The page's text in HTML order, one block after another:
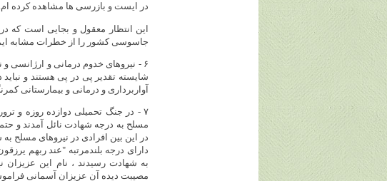
در ایست و بازرسی ها مشاهده کرده ام.
این انتظار معقول و بجایی است که
جاسوسی کشور را از خطرات مشابه
۶ - نیروهای خدوم درمانی و ارژانسی
شایسته تقدیر پی در پی هستند و
آواربرداری و درمانی و بیمارستانی
۷ - در جنگ تحمیلی دوازده روزه و
مسلح به درجه شهادت نائل آمدند و
در این بین افرادی در نیروهای مسلح
دارای درجه بلندمرتبه "عند ربهم
به شهادت رسیدند ، نام این عزیزان
مصیبت دیده آن عزیزانِ آسمانی